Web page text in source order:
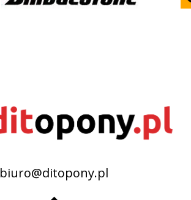
biuro@ditopony.pl